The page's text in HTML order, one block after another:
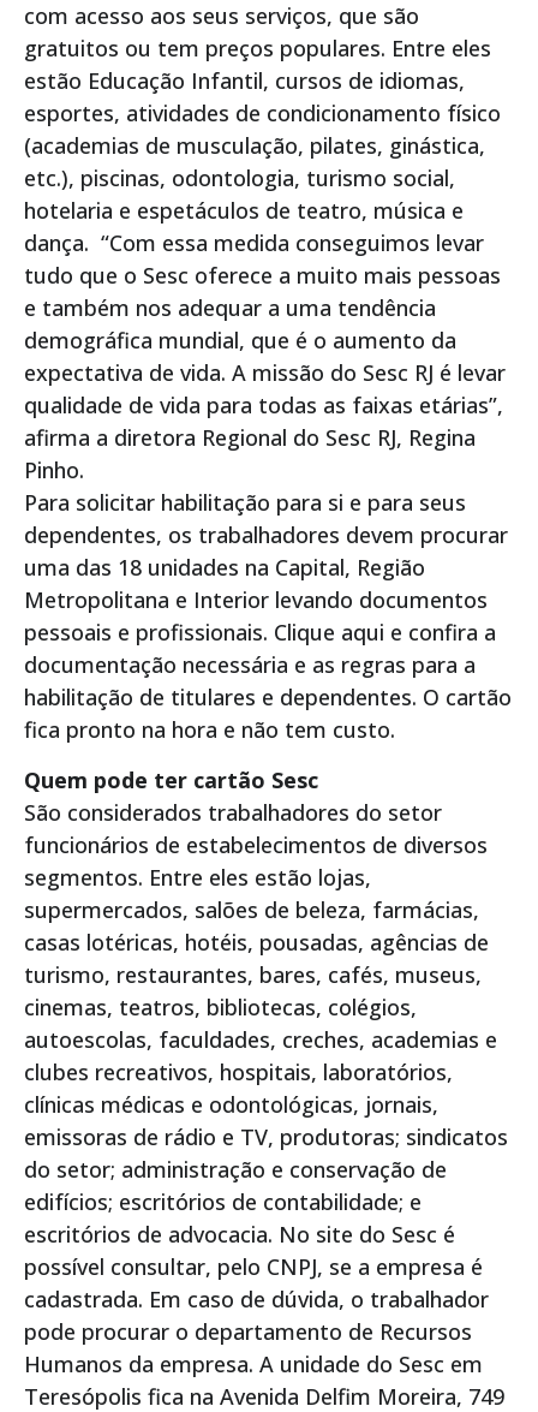
com acesso aos seus serviços, que são
gratuitos ou tem preços populares. Entre eles
estão Educação Infantil, cursos de idiomas,
esportes, atividades de condicionamento físico
(academias de musculação, pilates, ginástica,
etc.), piscinas, odontologia, turismo social,
hotelaria e espetáculos de teatro, música e
dança. “Com essa medida conseguimos levar
tudo que o Sesc oferece a muito mais pessoas
e também nos adequar a uma tendência
demográfica mundial, que é o aumento da
expectativa de vida. A missão do Sesc RJ é levar
qualidade de vida para todas as faixas etárias”,
afirma a diretora Regional do Sesc RJ, Regina
Pinho.
Para solicitar habilitação para si e para seus
dependentes, os trabalhadores devem procurar
uma das 18 unidades na Capital, Região
Metropolitana e Interior levando documentos
pessoais e profissionais. Clique aqui e confira a
documentação necessária e as regras para a
habilitação de titulares e dependentes. O cartão
fica pronto na hora e não tem custo.
Quem pode ter cartão Sesc
São considerados trabalhadores do setor
funcionários de estabelecimentos de diversos
segmentos. Entre eles estão lojas,
supermercados, salões de beleza, farmácias,
casas lotéricas, hotéis, pousadas, agências de
turismo, restaurantes, bares, cafés, museus,
cinemas, teatros, bibliotecas, colégios,
autoescolas, faculdades, creches, academias e
clubes recreativos, hospitais, laboratórios,
clínicas médicas e odontológicas, jornais,
emissoras de rádio e TV, produtoras; sindicatos
do setor; administração e conservação de
edifícios; escritórios de contabilidade; e
escritórios de advocacia. No site do Sesc é
possível consultar, pelo CNPJ, se a empresa é
cadastrada. Em caso de dúvida, o trabalhador
pode procurar o departamento de Recursos
Humanos da empresa. A unidade do Sesc em
Teresópolis fica na Avenida Delfim Moreira, 749